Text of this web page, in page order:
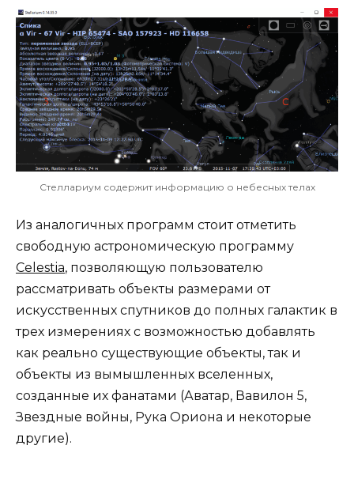
Стеллариум содержит информацию о небесных телах
Из аналогичных программ стоит отметить
свободную астрономическую программу
Celestia, позволяющую пользователю
рассматривать объекты размерами от
искусственных спутников до полных галактик в
трех измерениях с возможностью добавлять
как реально существующие объекты, так и
объекты из вымышленных вселенных,
созданные их фанатами (Аватар, Вавилон 5,
Звездные войны, Рука Ориона и некоторые
другие).